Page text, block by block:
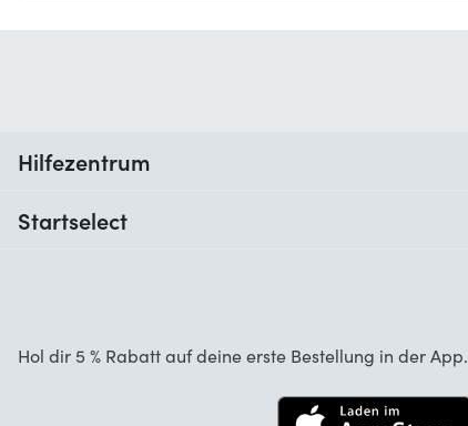
Hilfezentrum
Startselect
Startselect App
Hol dir 5 % Rabatt auf deine erste Bestellung in der App.